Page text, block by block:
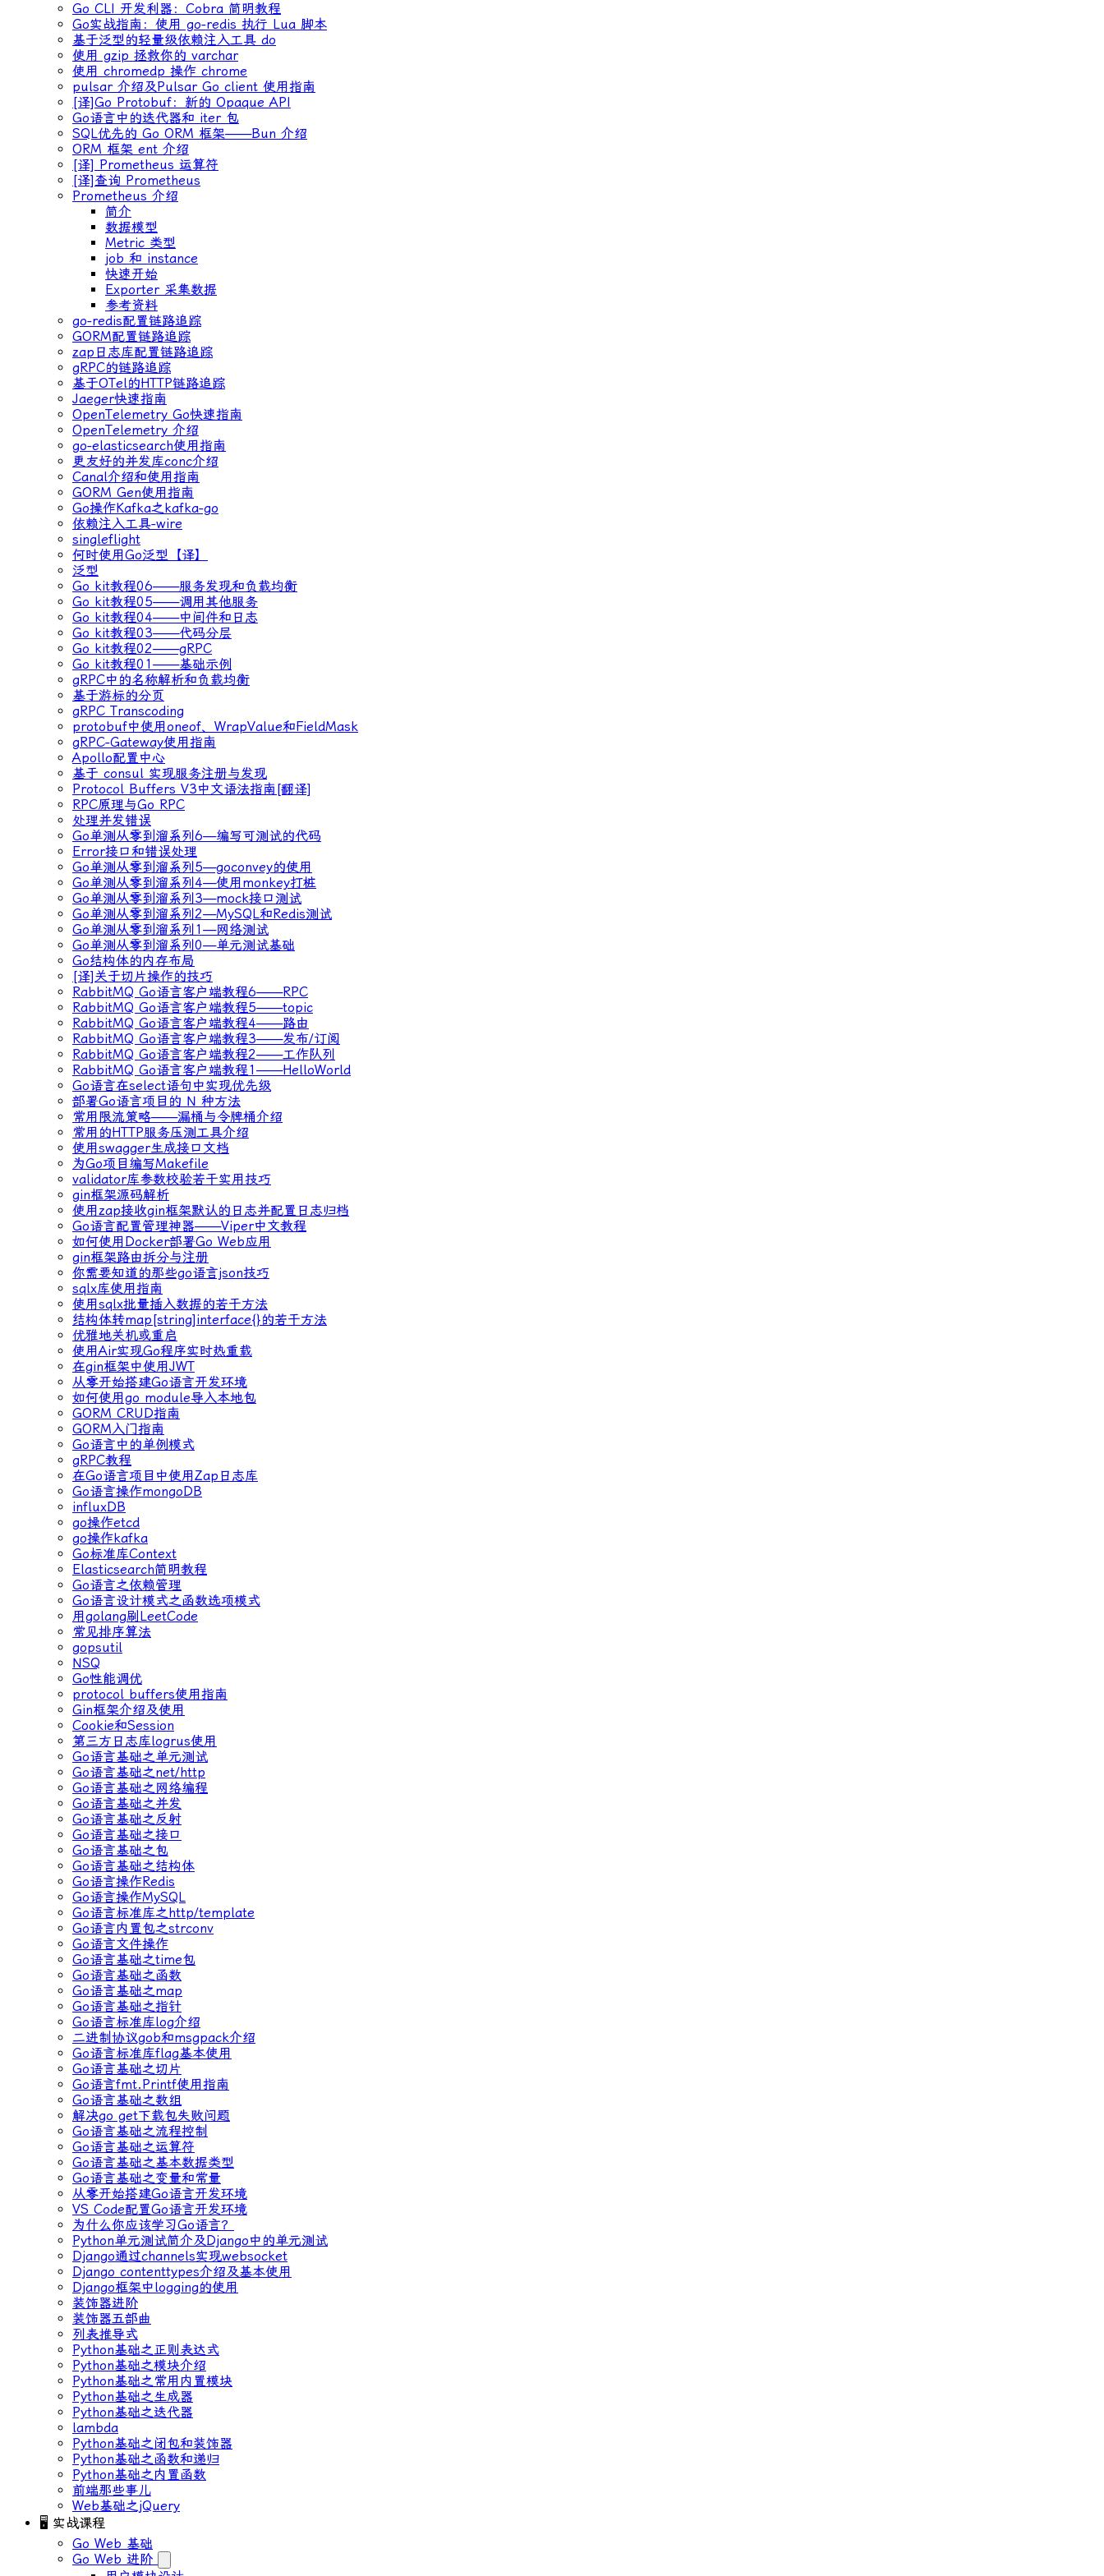
Go CLI 开发利器：Cobra 简明教程
Go实战指南：使用 go-redis 执行 Lua 脚本
基于泛型的轻量级依赖注入工具 do
使用 gzip 拯救你的 varchar
使用 chromedp 操作 chrome
pulsar 介绍及Pulsar Go client 使用指南
[译]Go Protobuf：新的 Opaque API
Go语言中的迭代器和 iter 包
SQL优先的 Go ORM 框架——Bun 介绍
ORM 框架 ent 介绍
[译] Prometheus 运算符
[译]查询 Prometheus
Prometheus 介绍
简介
数据模型
Metric 类型
job 和 instance
快速开始
Exporter 采集数据
参考资料
go-redis配置链路追踪
GORM配置链路追踪
zap日志库配置链路追踪
gRPC的链路追踪
基于OTel的HTTP链路追踪
Jaeger快速指南
OpenTelemetry Go快速指南
OpenTelemetry 介绍
go-elasticsearch使用指南
更友好的并发库conc介绍
Canal介绍和使用指南
GORM Gen使用指南
Go操作Kafka之kafka-go
依赖注入工具-wire
singleflight
何时使用Go泛型【译】
泛型
Go kit教程06——服务发现和负载均衡
Go kit教程05——调用其他服务
Go kit教程04——中间件和日志
Go kit教程03——代码分层
Go kit教程02——gRPC
Go kit教程01——基础示例
gRPC中的名称解析和负载均衡
基于游标的分页
gRPC Transcoding
protobuf中使用oneof、WrapValue和FieldMask
gRPC-Gateway使用指南
Apollo配置中心
基于 consul 实现服务注册与发现
Protocol Buffers V3中文语法指南[翻译]
RPC原理与Go RPC
处理并发错误
Go单测从零到溜系列6—编写可测试的代码
Error接口和错误处理
Go单测从零到溜系列5—goconvey的使用
Go单测从零到溜系列4—使用monkey打桩
Go单测从零到溜系列3—mock接口测试
Go单测从零到溜系列2—MySQL和Redis测试
Go单测从零到溜系列1—网络测试
Go单测从零到溜系列0—单元测试基础
Go结构体的内存布局
[译]关于切片操作的技巧
RabbitMQ Go语言客户端教程6——RPC
RabbitMQ Go语言客户端教程5——topic
RabbitMQ Go语言客户端教程4——路由
RabbitMQ Go语言客户端教程3——发布/订阅
RabbitMQ Go语言客户端教程2——工作队列
RabbitMQ Go语言客户端教程1——HelloWorld
Go语言在select语句中实现优先级
部署Go语言项目的 N 种方法
常用限流策略——漏桶与令牌桶介绍
常用的HTTP服务压测工具介绍
使用swagger生成接口文档
为Go项目编写Makefile
validator库参数校验若干实用技巧
gin框架源码解析
使用zap接收gin框架默认的日志并配置日志归档
Go语言配置管理神器——Viper中文教程
如何使用Docker部署Go Web应用
gin框架路由拆分与注册
你需要知道的那些go语言json技巧
sqlx库使用指南
使用sqlx批量插入数据的若干方法
结构体转map[string]interface{}的若干方法
优雅地关机或重启
使用Air实现Go程序实时热重载
在gin框架中使用JWT
从零开始搭建Go语言开发环境
如何使用go module导入本地包
GORM CRUD指南
GORM入门指南
Go语言中的单例模式
gRPC教程
在Go语言项目中使用Zap日志库
Go语言操作mongoDB
influxDB
go操作etcd
go操作kafka
Go标准库Context
Elasticsearch简明教程
Go语言之依赖管理
Go语言设计模式之函数选项模式
用golang刷LeetCode
常见排序算法
gopsutil
NSQ
Go性能调优
protocol buffers使用指南
Gin框架介绍及使用
Cookie和Session
第三方日志库logrus使用
Go语言基础之单元测试
Go语言基础之net/http
Go语言基础之网络编程
Go语言基础之并发
Go语言基础之反射
Go语言基础之接口
Go语言基础之包
Go语言基础之结构体
Go语言操作Redis
Go语言操作MySQL
Go语言标准库之http/template
Go语言内置包之strconv
Go语言文件操作
Go语言基础之time包
Go语言基础之函数
Go语言基础之map
Go语言基础之指针
Go语言标准库log介绍
二进制协议gob和msgpack介绍
Go语言标准库flag基本使用
Go语言基础之切片
Go语言fmt.Printf使用指南
Go语言基础之数组
解决go get下载包失败问题
Go语言基础之流程控制
Go语言基础之运算符
Go语言基础之基本数据类型
Go语言基础之变量和常量
从零开始搭建Go语言开发环境
VS Code配置Go语言开发环境
为什么你应该学习Go语言？
Python单元测试简介及Django中的单元测试
Django通过channels实现websocket
Django contenttypes介绍及基本使用
Django框架中logging的使用
装饰器进阶
装饰器五部曲
列表推导式
Python基础之正则表达式
Python基础之模块介绍
Python基础之常用内置模块
Python基础之生成器
Python基础之迭代器
lambda
Python基础之闭包和装饰器
Python基础之函数和递归
Python基础之内置函数
前端那些事儿
Web基础之jQuery
🖥 实战课程
Go Web 基础
Go Web 进阶